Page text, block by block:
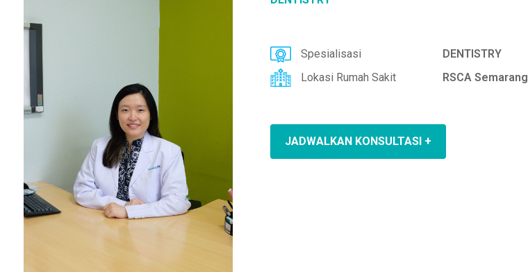
Spesialisasi
DENTISTRY
Lokasi Rumah Sakit
RSCA Semarang
JADWALKAN KONSULTASI +